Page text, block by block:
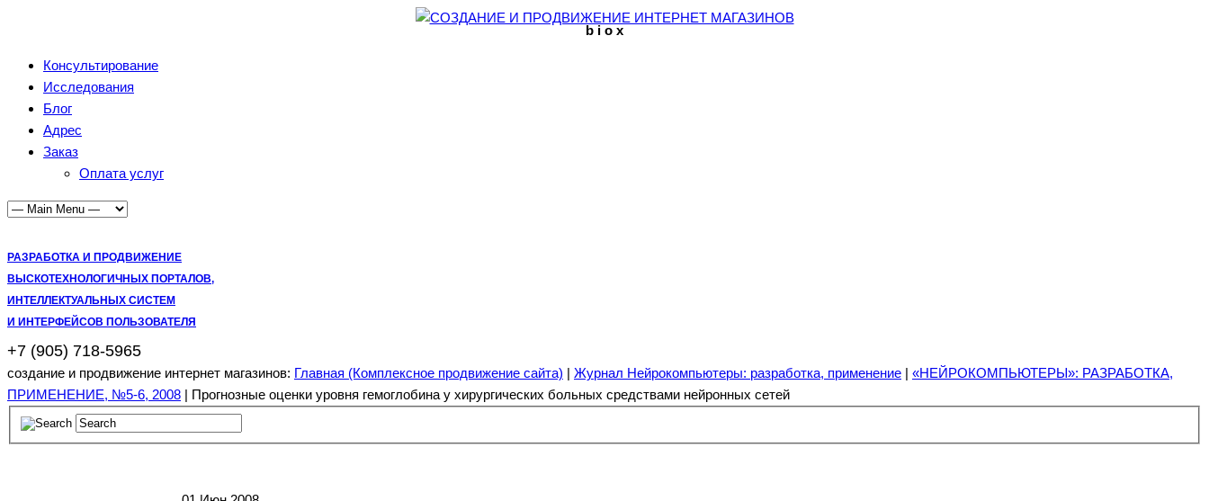
b i o x
Консультирование
Исследования
Блог
Адрес
Заказ
Оплата услуг
РАЗРАБОТКА И ПРОДВИЖЕНИЕ
ВЫСКОТЕХНОЛОГИЧНЫХ ПОРТАЛОВ,
ИНТЕЛЛЕКТУАЛЬНЫХ СИСТЕМ
И ИНТЕРФЕЙСОВ ПОЛЬЗОВАТЕЛЯ
+7 (905) 718-5965
создание и продвижение интернет магазинов: Главная (Комплексное продвижение сайта) | Журнал Нейрокомпьютеры: разработка, применение | «НЕЙРОКОМПЬЮТЕРЫ»: РАЗРАБОТКА,
ПРИМЕНЕНИЕ, №5-6, 2008 | Прогнозные оценки уровня гемоглобина у хирургических больных средствами нейронных сетей